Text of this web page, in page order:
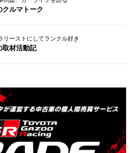
クルマトーク
リーストにしてランクル好き
取材活動記